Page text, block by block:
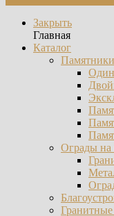
Закрыть
Главная
Каталог
Ограды на
Гранитные